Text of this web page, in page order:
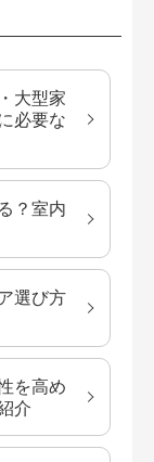
大型家
必要な
？室内
選び方
を高め
介